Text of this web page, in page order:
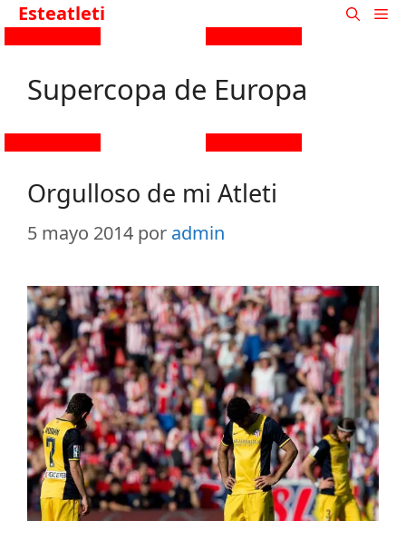
Esteatleti
Supercopa de Europa
Orgulloso de mi Atleti
5 mayo 2014 por admin